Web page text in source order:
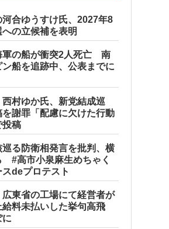
合ゆうすけ氏、2027年8
の立候補を表明
軍の船が衝突2人死亡 南
船を追跡中、公表までに
村ゆか氏、新党結成巡
を謝罪「配慮に欠けた行動
稿
巡る防衛相発言を批判、横
#高市小泉麻生めちゃく
deプロテスト
東省の工場にて経営者が
料未払いした挙句高飛
に